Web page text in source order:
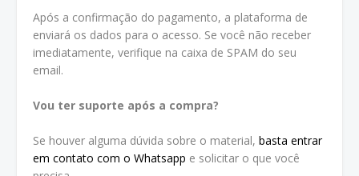
Após a confirmação do pagamento, a plataforma de
enviará os dados para o acesso. Se você não receber
imediatamente, verifique na caixa de SPAM do seu
email.
Vou ter suporte após a compra?
Se houver alguma dúvida sobre o material, basta entrar
em contato com o Whatsapp e solicitar o que você